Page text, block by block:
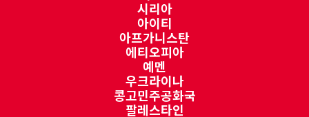
시리아
아이티
아프가니스탄
에티오피아
예멘
우크라이나
콩고민주공화국
팔레스타인